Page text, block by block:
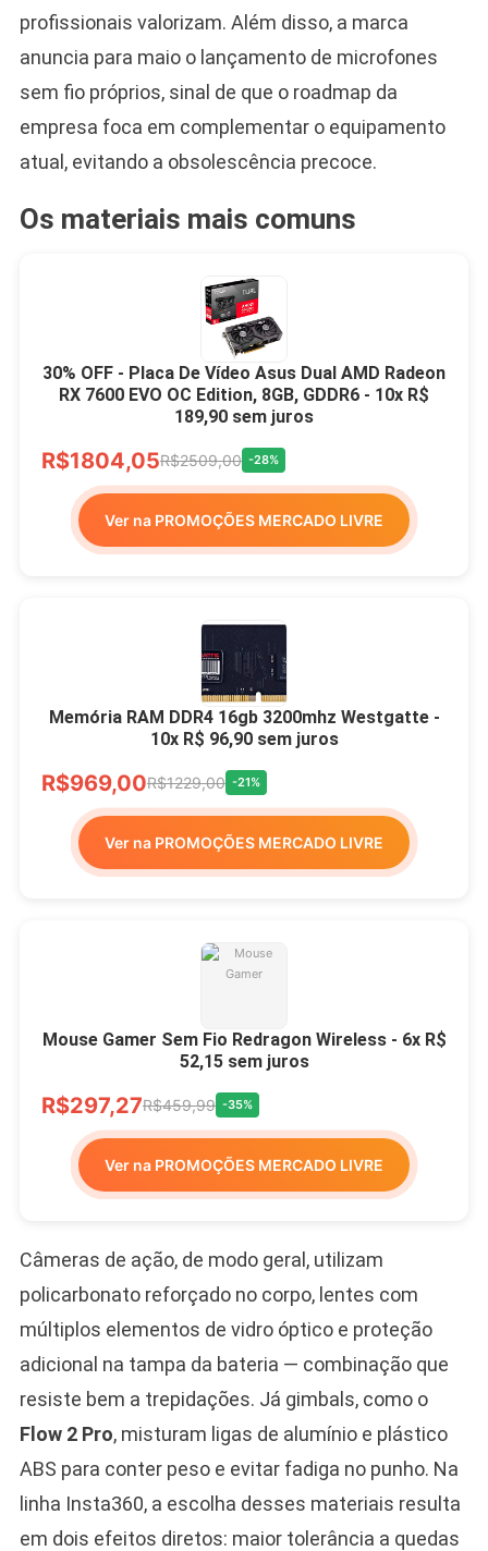
profissionais valorizam. Além disso, a marca
anuncia para maio o lançamento de microfones
sem fio próprios, sinal de que o roadmap da
empresa foca em complementar o equipamento
atual, evitando a obsolescência precoce.
Os materiais mais comuns
30% OFF - Placa De Vídeo Asus Dual AMD Radeon
RX 7600 EVO OC Edition, 8GB, GDDR6 - 10x R$
189,90 sem juros
R$1804,05R$2509,00 -28%
Ver na PROMOÇÕES MERCADO LIVRE
Memória RAM DDR4 16gb 3200mhz Westgatte -
10x R$ 96,90 sem juros
R$969,00R$1229,00 -21%
Ver na PROMOÇÕES MERCADO LIVRE
Mouse Gamer Sem Fio Redragon Wireless - 6x R$
52,15 sem juros
R$297,27R$459,99 -35%
Ver na PROMOÇÕES MERCADO LIVRE
Câmeras de ação, de modo geral, utilizam
policarbonato reforçado no corpo, lentes com
múltiplos elementos de vidro óptico e proteção
adicional na tampa da bateria — combinação que
resiste bem a trepidações. Já gimbals, como o
Flow 2 Pro, misturam ligas de alumínio e plástico
ABS para conter peso e evitar fadiga no punho. Na
linha Insta360, a escolha desses materiais resulta
em dois efeitos diretos: maior tolerância a quedas